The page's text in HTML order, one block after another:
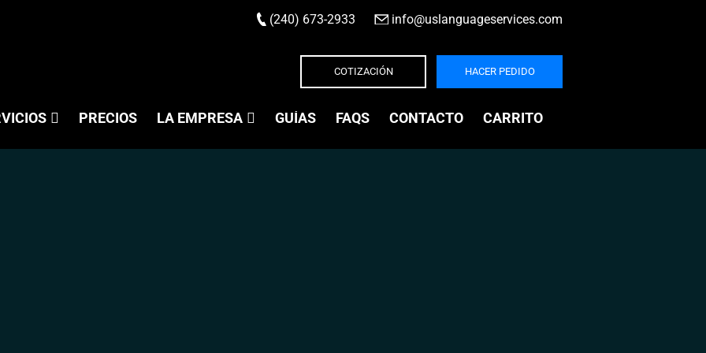
(240) 673-2933 info@uslanguageservices.com
COTIZACIÓN HACER PEDIDO
PRECIOS LA EMPRESA GUÍAS FAQS CONTACTO CARRITO